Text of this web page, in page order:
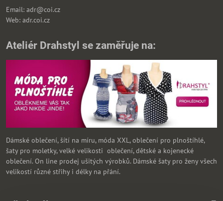
Email: adr@coi.cz
Web: adr.coi.cz
Ateliér Drahstyl se zaměřuje na:
Dámské oblečení, šítí na míru, móda XXL, oblečení pro plnoštíhlé,
šaty pro moletky, velké velikosti oblečení, dětské a kojenecké
oblečení. On line prodej ušitých výrobků. Dámské šaty pro ženy všech
velikostí různé střihy i délky na přání.